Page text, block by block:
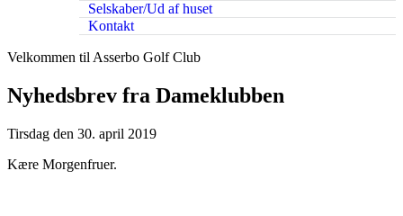
Selskaber/Ud af huset
Kontakt
Velkommen til Asserbo Golf Club
Nyhedsbrev fra Dameklubben
Tirsdag den 30. april 2019
Kære Morgenfruer.